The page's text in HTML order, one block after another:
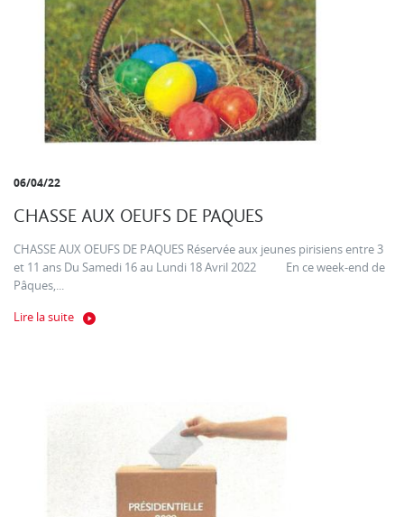
06/04/22
CHASSE AUX OEUFS DE PAQUES
CHASSE AUX OEUFS DE PAQUES Réservée aux jeunes pirisiens entre 3
et 11 ans Du Samedi 16 au Lundi 18 Avril 2022 En ce week-end de
Pâques,...
Lire la suite